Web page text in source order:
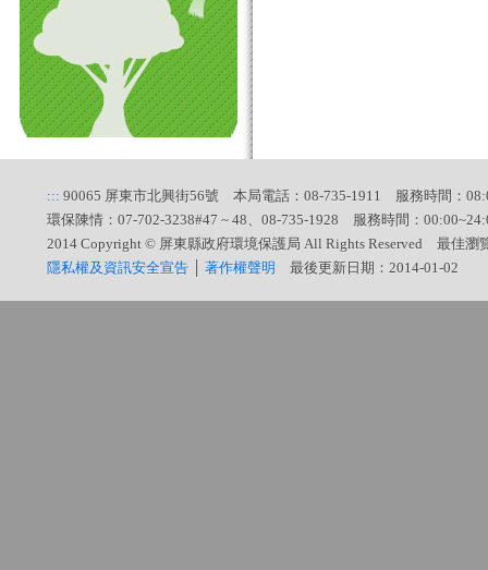
::: 90065 屏東市北興街56號 本局電話：08-735-1911 服務時間：
環保陳情：07-702-3238#47 ~ 48、08-735-1928 服務時間：
2014 Copyright © 屏東縣政府環境保護局 All Rights Reserved 最佳瀏
隱私權及資訊安全宣告
著作權聲明 最後更新日期：2014-01-02